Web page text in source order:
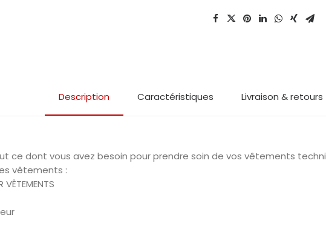
Kit
Description Caractéristiques Livraison & retours
ce dont vous avez besoin pour prendre soin de vos vêtements
vêtements :